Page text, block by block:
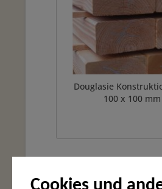
Douglasie
100 x 100 mm